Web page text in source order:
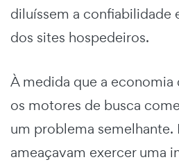
diluíssem a confiabilidade
dos sites hospedeiros.
À medida que a economia
os motores de busca
um problema semelhante.
ameaçavam exercer uma